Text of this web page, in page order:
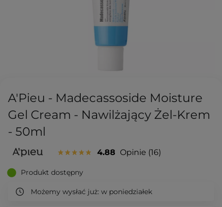
A'Pieu - Madecassoside Moisture
Gel Cream - Nawilżający Żel-Krem
- 50ml
4.88 Opinie 16
Produkt dostępny
Możemy wysłać już: w poniedziałek